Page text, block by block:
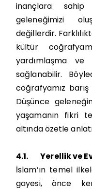
inançlara
geleneğimizi
değillerdir.
kültür
yardımlaşma ve
sağlanabilir.
coğrafyamız
Düşünce
yaşamanın fikri
altında özetle
4.1.Yerellik ve
İslam’ın temel
gayesi, önce